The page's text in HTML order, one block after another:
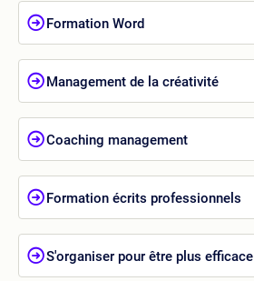
Formation Word
Management de la créativité
Coaching management
Formation écrits professionnels
S'organiser pour être plus efficace